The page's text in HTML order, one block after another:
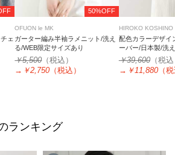
ェ
50%OFF
OFUON le MK
ガーター編み半袖ラメニット/洗え
る/WEB限定サイズあり
￥5,500（税込）
→ ￥2,750 （税込）
HIROKO KOSHINO
配色カラーデザイ
ーバー/日本製/洗
￥39,600（税
→ ￥11,880（
ランキング